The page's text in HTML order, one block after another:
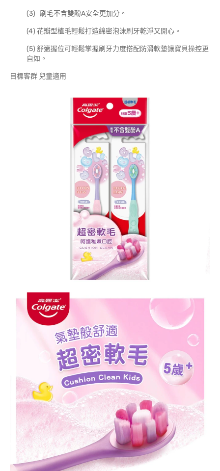
(3) 刷毛不含雙酚A安全更加分。
(4) 花瓣型植毛輕鬆打造綿密泡沫刷牙乾淨又開心。
(5) 舒適握位可輕鬆掌握刷牙力度搭配防滑軟墊讓寶貝操控更
自如。
目標客群 兒童適用